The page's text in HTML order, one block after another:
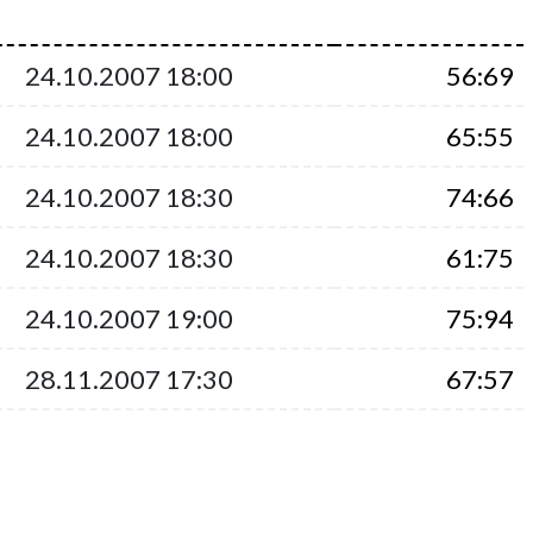
24.10.2007 18:00
56:69
24.10.2007 18:00
65:55
24.10.2007 18:30
74:66
24.10.2007 18:30
61:75
24.10.2007 19:00
75:94
28.11.2007 17:30 67:57